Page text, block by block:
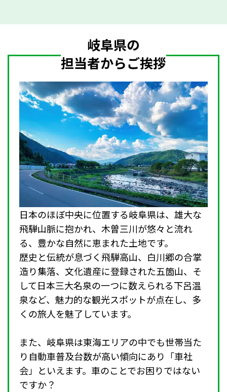
岐阜県の
担当者からご挨拶
日本のほぼ中央に位置する岐阜県は、雄大な
飛騨山脈に抱かれ、木曽三川が悠々と流れ
る、豊かな自然に恵まれた土地です。
歴史と伝統が息づく飛騨高山、白川郷の合掌
造り集落、文化遺産に登録された五箇山、そ
して日本三大名泉の一つに数えられる下呂温
泉など、魅力的な観光スポットが点在し、多
くの旅人を魅了しています。
また、岐阜県は東海エリアの中でも世帯当た
り自動車普及台数が高い傾向にあり「車社
会」といえます。車のことでお困りではない
ですか？